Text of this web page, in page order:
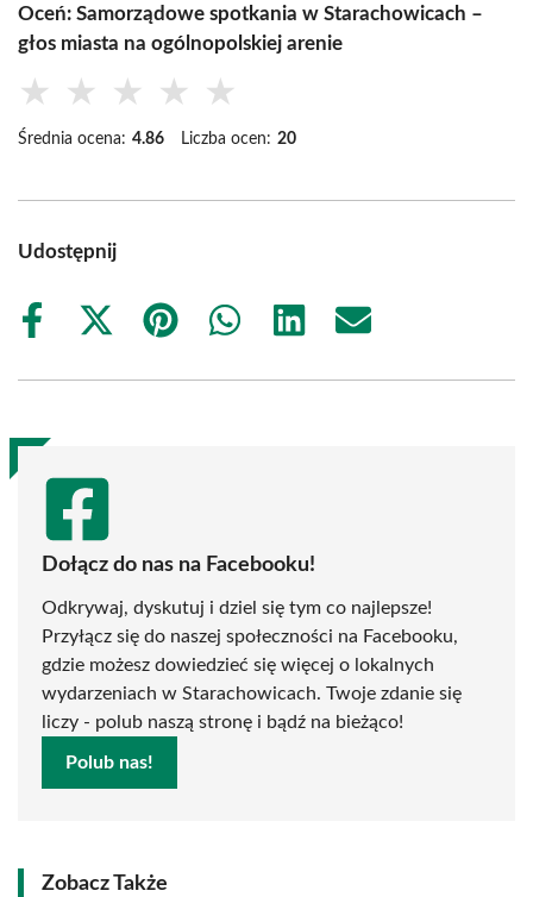
Oceń: Samorządowe spotkania w Starachowicach –
głos miasta na ogólnopolskiej arenie
★ ★ ★ ★ ★
Średnia ocena: 4.86 Liczba ocen: 20
Udostępnij
Share
Share
(Twitter)
Share
Share
Share
Share
Dołącz do nas na Facebooku!
Odkrywaj, dyskutuj i dziel się tym co najlepsze!
Przyłącz się do naszej społeczności na Facebooku,
gdzie możesz dowiedzieć się więcej o lokalnych
wydarzeniach w Starachowicach. Twoje zdanie się
liczy - polub naszą stronę i bądź na bieżąco!
Polub nas!
Zobacz Także